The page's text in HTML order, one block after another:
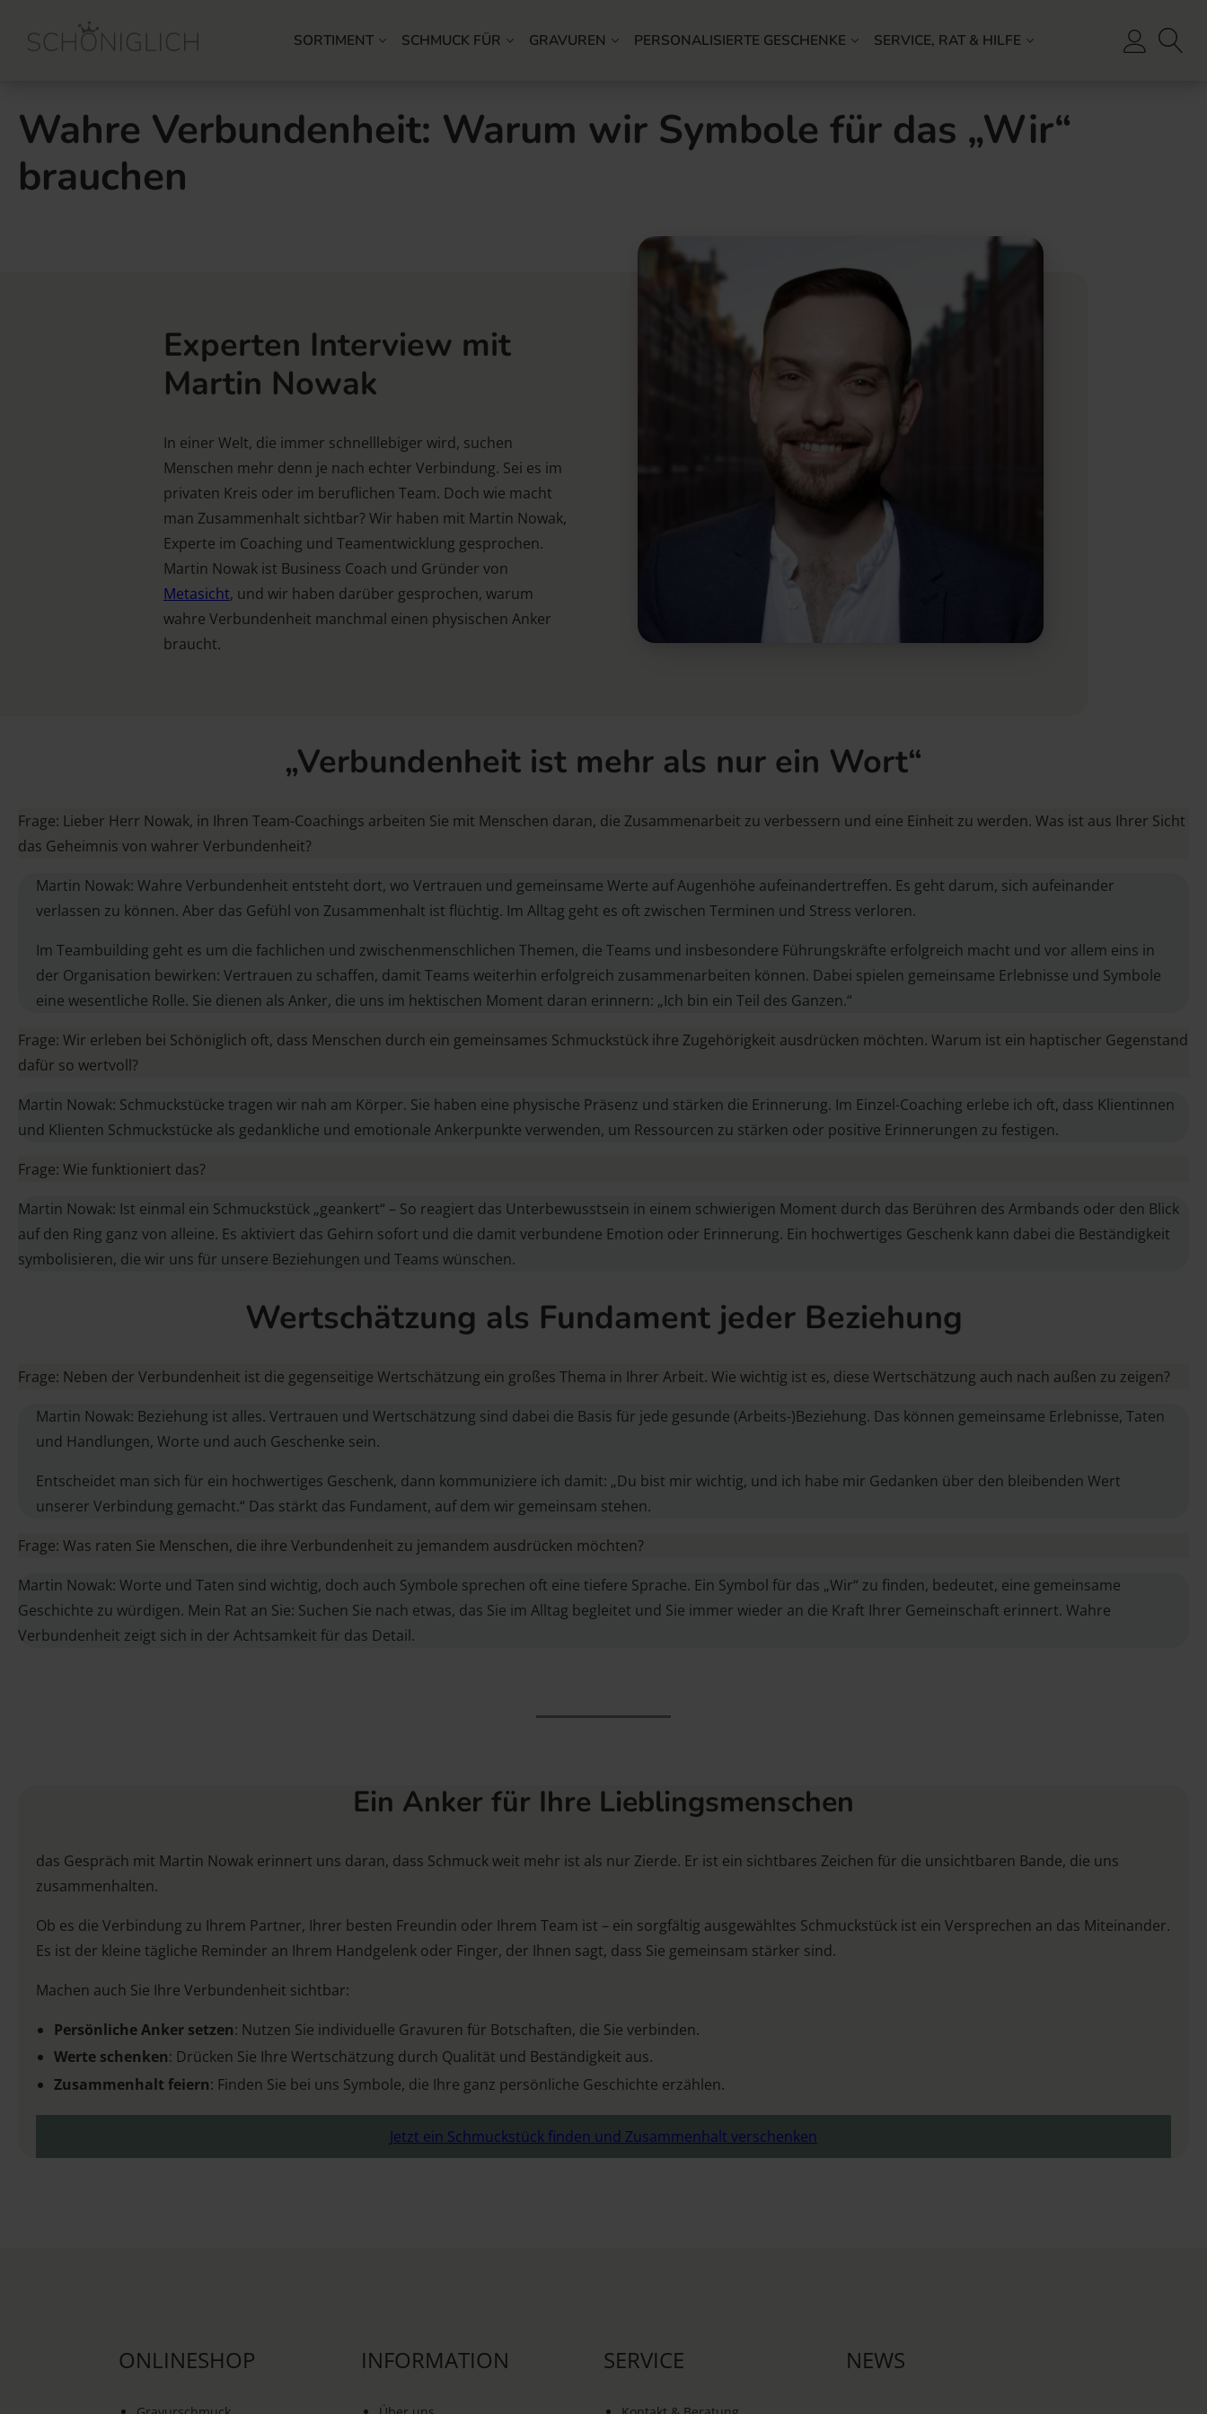
SORTIMENT SCHMUCK FÜR GRAVUREN PERSONALISIERTE GESCHENKE SERVICE, RAT & HILFE
Wahre Verbundenheit: Warum wir Symbole für das „Wir“
brauchen
Experten Interview mit
Martin Nowak
In einer Welt, die immer schnelllebiger wird, suchen
Menschen mehr denn je nach echter Verbindung. Sei es im
privaten Kreis oder im beruflichen Team. Doch wie macht
man Zusammenhalt sichtbar? Wir haben mit Martin Nowak,
Experte im Coaching und Teamentwicklung gesprochen.
Martin Nowak ist Business Coach und Gründer von
Metasicht, und wir haben darüber gesprochen, warum
wahre Verbundenheit manchmal einen physischen Anker
braucht.
„Verbundenheit ist mehr als nur ein Wort“
Frage: Lieber Herr Nowak, in Ihren Team-Coachings arbeiten Sie mit Menschen daran, die Zusammenarbeit zu verbessern und eine Einheit zu werden. Was ist aus Ihrer Sicht
das Geheimnis von wahrer Verbundenheit?
Martin Nowak: Wahre Verbundenheit entsteht dort, wo Vertrauen und gemeinsame Werte auf Augenhöhe aufeinandertreffen. Es geht darum, sich aufeinander
verlassen zu können. Aber das Gefühl von Zusammenhalt ist flüchtig. Im Alltag geht es oft zwischen Terminen und Stress verloren.
Im Teambuilding geht es um die fachlichen und zwischenmenschlichen Themen, die Teams und insbesondere Führungskräfte erfolgreich macht und vor allem eins in
der Organisation bewirken: Vertrauen zu schaffen, damit Teams weiterhin erfolgreich zusammenarbeiten können. Dabei spielen gemeinsame Erlebnisse und Symbole
eine wesentliche Rolle. Sie dienen als Anker, die uns im hektischen Moment daran erinnern: „Ich bin ein Teil des Ganzen.“
Frage: Wir erleben bei Schöniglich oft, dass Menschen durch ein gemeinsames Schmuckstück ihre Zugehörigkeit ausdrücken möchten. Warum ist ein haptischer Gegenstand
dafür so wertvoll?
Martin Nowak: Schmuckstücke tragen wir nah am Körper. Sie haben eine physische Präsenz und stärken die Erinnerung. Im Einzel-Coaching erlebe ich oft, dass Klientinnen
und Klienten Schmuckstücke als gedankliche und emotionale Ankerpunkte verwenden, um Ressourcen zu stärken oder positive Erinnerungen zu festigen.
Frage: Wie funktioniert das?
Martin Nowak: Ist einmal ein Schmuckstück „geankert“ – So reagiert das Unterbewusstsein in einem schwierigen Moment durch das Berühren des Armbands oder den Blick
auf den Ring ganz von alleine. Es aktiviert das Gehirn sofort und die damit verbundene Emotion oder Erinnerung. Ein hochwertiges Geschenk kann dabei die Beständigkeit
symbolisieren, die wir uns für unsere Beziehungen und Teams wünschen.
Wertschätzung als Fundament jeder Beziehung
Frage: Neben der Verbundenheit ist die gegenseitige Wertschätzung ein großes Thema in Ihrer Arbeit. Wie wichtig ist es, diese Wertschätzung auch nach außen zu zeigen?
Martin Nowak: Beziehung ist alles. Vertrauen und Wertschätzung sind dabei die Basis für jede gesunde (Arbeits-)Beziehung. Das können gemeinsame Erlebnisse, Taten
und Handlungen, Worte und auch Geschenke sein.
Entscheidet man sich für ein hochwertiges Geschenk, dann kommuniziere ich damit: „Du bist mir wichtig, und ich habe mir Gedanken über den bleibenden Wert
unserer Verbindung gemacht.“ Das stärkt das Fundament, auf dem wir gemeinsam stehen.
Frage: Was raten Sie Menschen, die ihre Verbundenheit zu jemandem ausdrücken möchten?
Martin Nowak: Worte und Taten sind wichtig, doch auch Symbole sprechen oft eine tiefere Sprache. Ein Symbol für das „Wir“ zu finden, bedeutet, eine gemeinsame
Geschichte zu würdigen. Mein Rat an Sie: Suchen Sie nach etwas, das Sie im Alltag begleitet und Sie immer wieder an die Kraft Ihrer Gemeinschaft erinnert. Wahre
Verbundenheit zeigt sich in der Achtsamkeit für das Detail.
Ein Anker für Ihre Lieblingsmenschen
das Gespräch mit Martin Nowak erinnert uns daran, dass Schmuck weit mehr ist als nur Zierde. Er ist ein sichtbares Zeichen für die unsichtbaren Bande, die uns
zusammenhalten.
Ob es die Verbindung zu Ihrem Partner, Ihrer besten Freundin oder Ihrem Team ist – ein sorgfältig ausgewähltes Schmuckstück ist ein Versprechen an das Miteinander.
Es ist der kleine tägliche Reminder an Ihrem Handgelenk oder Finger, der Ihnen sagt, dass Sie gemeinsam stärker sind.
Machen auch Sie Ihre Verbundenheit sichtbar:
Persönliche Anker setzen: Nutzen Sie individuelle Gravuren für Botschaften, die Sie verbinden.
Werte schenken: Drücken Sie Ihre Wertschätzung durch Qualität und Beständigkeit aus.
Zusammenhalt feiern: Finden Sie bei uns Symbole, die Ihre ganz persönliche Geschichte erzählen.
Jetzt ein Schmuckstück finden und Zusammenhalt verschenken
ONLINESHOP INFORMATION SERVICE NEWS